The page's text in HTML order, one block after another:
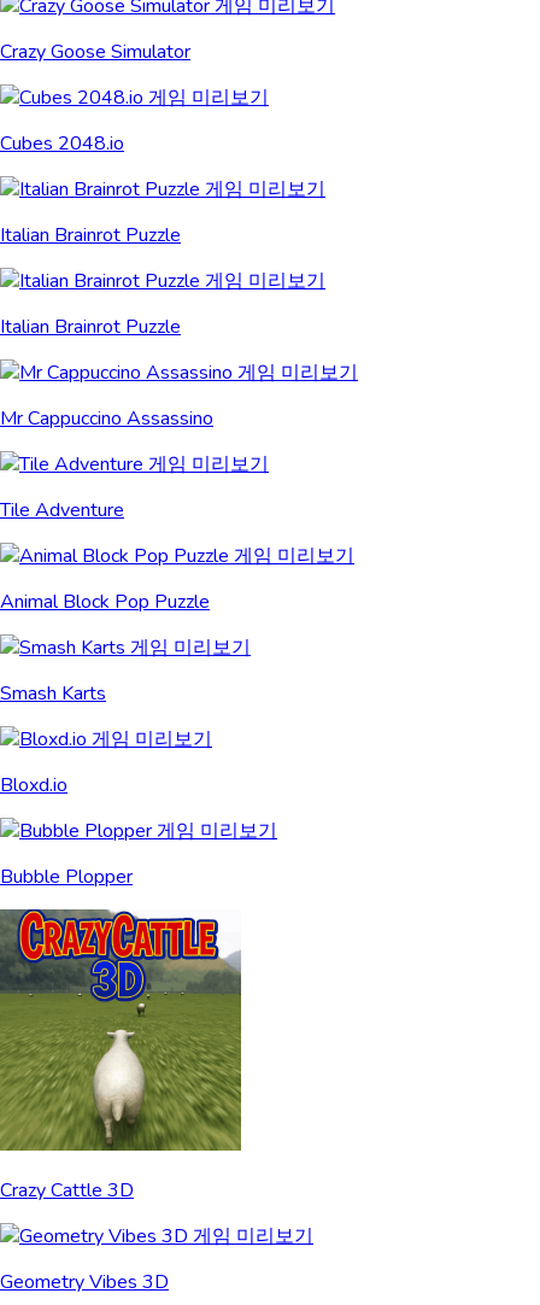
Crazy Goose Simulator
Cubes 2048.io
Italian Brainrot Puzzle
Italian Brainrot Puzzle
Mr Cappuccino Assassino
Tile Adventure
Animal Block Pop Puzzle
Smash Karts
Bloxd.io
Bubble Plopper
Crazy Cattle 3D
Geometry Vibes 3D